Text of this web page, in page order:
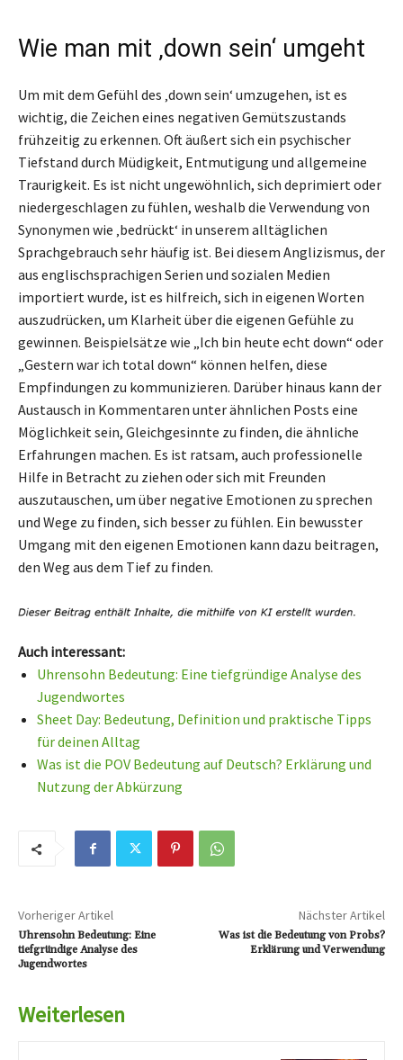
Wie man mit ‚down sein‘ umgeht
Um mit dem Gefühl des ‚down sein‘ umzugehen, ist es
wichtig, die Zeichen eines negativen Gemütszustands
frühzeitig zu erkennen. Oft äußert sich ein psychischer
Tiefstand durch Müdigkeit, Entmutigung und allgemeine
Traurigkeit. Es ist nicht ungewöhnlich, sich deprimiert oder
niedergeschlagen zu fühlen, weshalb die Verwendung von
Synonymen wie ‚bedrückt‘ in unserem alltäglichen
Sprachgebrauch sehr häufig ist. Bei diesem Anglizismus, der
aus englischsprachigen Serien und sozialen Medien
importiert wurde, ist es hilfreich, sich in eigenen Worten
auszudrücken, um Klarheit über die eigenen Gefühle zu
gewinnen. Beispielsätze wie „Ich bin heute echt down“ oder
„Gestern war ich total down“ können helfen, diese
Empfindungen zu kommunizieren. Darüber hinaus kann der
Austausch in Kommentaren unter ähnlichen Posts eine
Möglichkeit sein, Gleichgesinnte zu finden, die ähnliche
Erfahrungen machen. Es ist ratsam, auch professionelle
Hilfe in Betracht zu ziehen oder sich mit Freunden
auszutauschen, um über negative Emotionen zu sprechen
und Wege zu finden, sich besser zu fühlen. Ein bewusster
Umgang mit den eigenen Emotionen kann dazu beitragen,
den Weg aus dem Tief zu finden.
Auch interessant:
Uhrensohn Bedeutung: Eine tiefgründige Analyse des
Jugendwortes
Sheet Day: Bedeutung, Definition und praktische Tipps
für deinen Alltag
Was ist die POV Bedeutung auf Deutsch? Erklärung und
Nutzung der Abkürzung
Vorheriger Artikel
Uhrensohn Bedeutung: Eine
tiefgründige Analyse des
Jugendwortes
Nächster Artikel
Was ist die Bedeutung von Probs?
Erklärung und Verwendung
Weiterlesen